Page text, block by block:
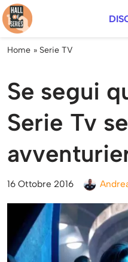
Vai
al
Home » Serie TV
Se segui
Serie Tv
16 Ottobre 2016